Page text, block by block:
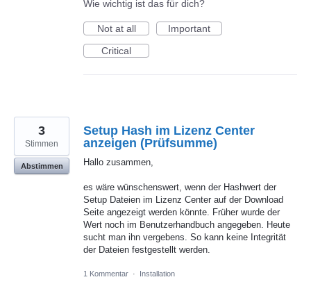
Wie wichtig ist das für dich?
Not at all
Important
Critical
Setup Hash im Lizenz Center
anzeigen (Prüfsumme)
Hallo zusammen,
es wäre wünschenswert, wenn der Hashwert der
Setup Dateien im Lizenz Center auf der Download
Seite angezeigt werden könnte. Früher wurde der
Wert noch im Benutzerhandbuch angegeben. Heute
sucht man ihn vergebens. So kann keine Integrität
der Dateien festgestellt werden.
3
Stimmen
Abstimmen
1 Kommentar · Installation